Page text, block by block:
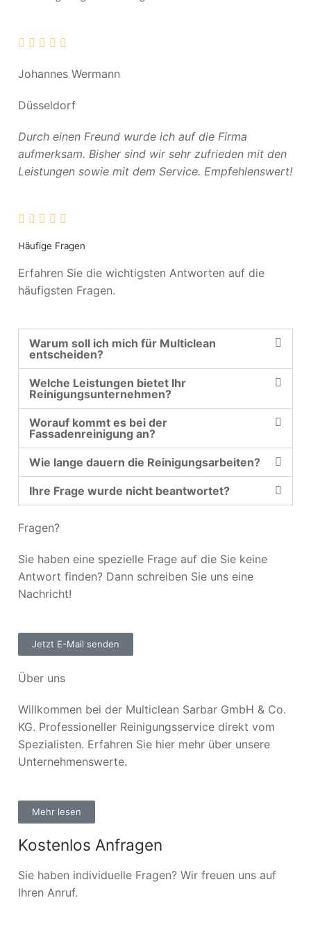
Johannes Wermann
Düsseldorf
Durch einen Freund wurde ich auf die Firma
aufmerksam. Bisher sind wir sehr zufrieden mit den
Leistungen sowie mit dem Service. Empfehlenswert!
Häufige Fragen
Erfahren Sie die wichtigsten Antworten auf die
häufigsten Fragen.
Warum soll ich mich für Multiclean
entscheiden?
Welche Leistungen bietet Ihr
Reinigungsunternehmen?
Worauf kommt es bei der
Fassadenreinigung an?
Wie lange dauern die Reinigungsarbeiten?
Ihre Frage wurde nicht beantwortet?
Fragen?
Sie haben eine spezielle Frage auf die Sie keine
Antwort finden? Dann schreiben Sie uns eine
Nachricht!
Jetzt E-Mail senden
Über uns
Willkommen bei der Multiclean Sarbar GmbH & Co.
KG. Professioneller Reinigungsservice direkt vom
Spezialisten. Erfahren Sie hier mehr über unsere
Unternehmenswerte.
Mehr lesen
Kostenlos Anfragen
Sie haben individuelle Fragen? Wir freuen uns auf
Ihren Anruf.